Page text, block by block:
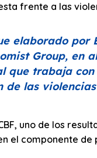
frente a las
elaborado por
Group, en
que trabaja
de las
uno de los
el componente de